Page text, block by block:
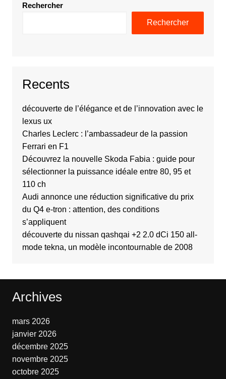
Rechercher
Rechercher
Recents
découverte de l’élégance et de l’innovation avec le
lexus ux
Charles Leclerc : l’ambassadeur de la passion
Ferrari en F1
Découvrez la nouvelle Skoda Fabia : guide pour
sélectionner la puissance idéale entre 80, 95 et
110 ch
Audi annonce une réduction significative du prix
du Q4 e-tron : attention, des conditions
s’appliquent
découverte du nissan qashqai +2 2.0 dCi 150 all-
mode tekna, un modèle incontournable de 2008
Archives
mars 2026
janvier 2026
décembre 2025
novembre 2025
octobre 2025